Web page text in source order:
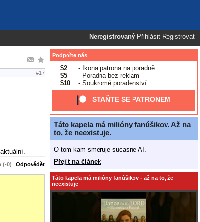
Neregistrovaný Přihlásit Registrovat
#17
(-0) Odpovědět
Podpořte nás
$2
- Ikona patrona na poradně
$5
- Poradna bez reklam
$10
- Soukromé poradenství
STAŇTE SE PATRONEM
Táto kapela má milióny fanúšikov. Až na
to, že neexistuje.
O tom kam smeruje sucasne AI.
Přejít na článek
Táto kapela má milióny fanúšikov - až na to, že
neexistuje